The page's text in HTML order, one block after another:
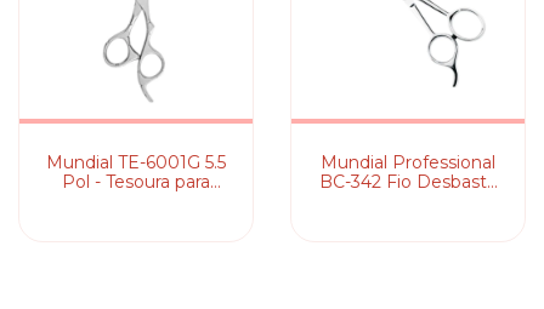
Mundial TE-6001G 5.5
Pol - Tesoura para
Mundial Professional
BC-342 Fio Desbaste